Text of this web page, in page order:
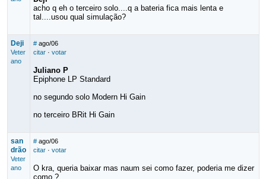
acho q eh o terceiro solo....q a bateria fica mais lenta e
tal....usou qual simulação?
Deji
Veter
ano
# ago/06
citar· votar
Juliano P
Epiphone LP Standard
no segundo solo Modern Hi Gain
no terceiro BRit Hi Gain
san
drão
Veter
ano
# ago/06
citar· votar
O kra, queria baixar mas naum sei como fazer, poderia me dizer
como ?